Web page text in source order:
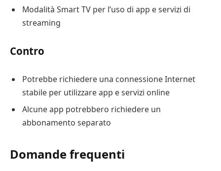
Modalità Smart TV per l’uso di app e servizi di
streaming
Contro
Potrebbe richiedere una connessione Internet
stabile per utilizzare app e servizi online
Alcune app potrebbero richiedere un
abbonamento separato
Domande frequenti